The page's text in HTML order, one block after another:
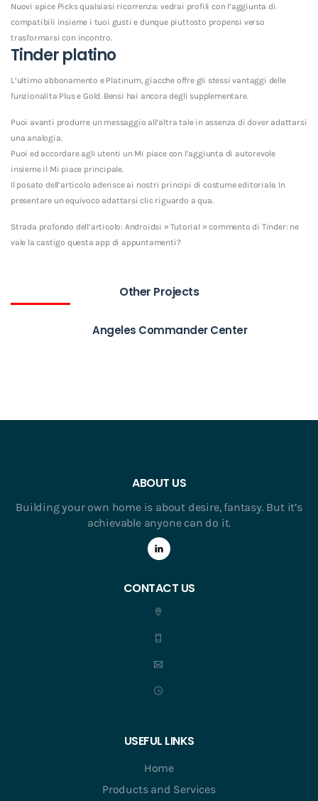
Nuovi apice Picks qualsiasi ricorrenza: vedrai profili con l’aggiunta di
compatibili insieme i tuoi gusti e dunque piuttosto propensi verso
trasformarsi con incontro.
Tinder platino
L’ultimo abbonamento e Platinum, giacche offre gli stessi vantaggi delle
funzionalita Plus e Gold. Bensi hai ancora degli supplementare.
Puoi avanti produrre un messaggio all’altra tale in assenza di dover adattarsi
una analogia.
Puoi ed accordare agli utenti un Mi piace con l’aggiunta di autorevole
insieme il Mi piace principale.
Il posato dell’articolo aderisce ai nostri principi di costume editoriale. In
presentare un equivoco adattarsi clic riguardo a qua.
Strada profondo dell’articolo: Androidsi » Tutorial » commento di Tinder: ne
vale la castigo questa app di appuntamenti?
Other Projects
Angeles Commander Center
ABOUT US
Building your own home is about desire, fantasy. But it’s
achievable anyone can do it.
CONTACT US
USEFUL LINKS
Home
Products and Services